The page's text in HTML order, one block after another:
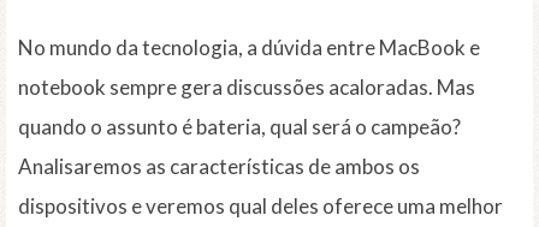
No mundo da tecnologia, a dúvida entre MacBook e
notebook sempre gera discussões acaloradas. Mas
quando o assunto é bateria, qual será o campeão?
Analisaremos as características de ambos os
dispositivos e veremos qual deles oferece uma melhor